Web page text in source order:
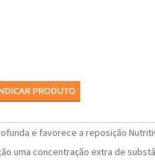
e favorece a reposição
uma concentração extra de